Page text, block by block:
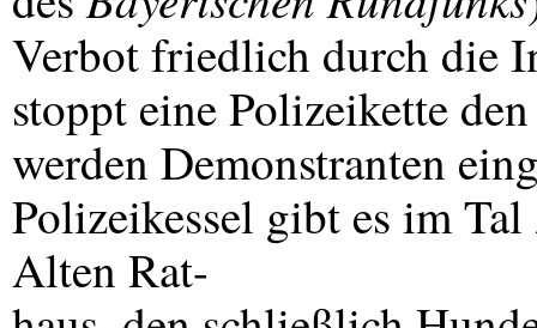
Verbot friedlich durch die
stoppt eine Polizeikette
werden Demonstranten
Polizeikessel gibt es im
Alten Rat-